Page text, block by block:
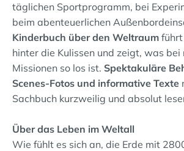
täglichen Sportprogramm, bei
beim abenteuerlichen
Kinderbuch über den Weltraum
hinter die Kulissen und zeigt, was
Missionen so los ist. Spektakuläre
Scenes-Fotos und informative Texte
Sachbuch kurzweilig und absolut
Über das Leben im Weltall
Wie fühlt es sich an, die Erde mit